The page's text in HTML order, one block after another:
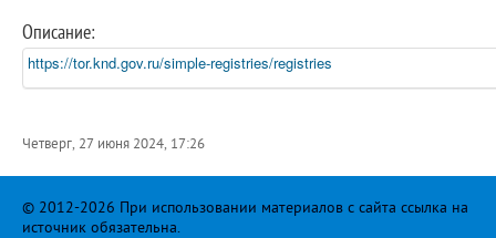
Описание:
https://tor.knd.gov.ru/simple-registries/registries
Четверг, 27 июня 2024, 17:26
© 2012-2026 При использовании материалов с сайта ссылка на
источник обязательна.